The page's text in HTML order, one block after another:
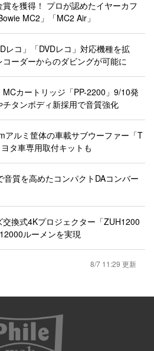
を獲得！ プロが認めたイヤーカフ
MC2」「MC2 Air」
レコ」「DVDレコ」対応機種を拡
ーダーからのダビングが可能に
カートリッジ「PP-2200」9/10発
タンボディ新採用で音質強化
アルミ筐体の車載サブウーファー「T
タ車専用取付キットも
音質を高めたコンパクトDAコンバー
換式4Kプロジェクター「ZUH1200
ルーメンを実現
8/7 11:29 更新